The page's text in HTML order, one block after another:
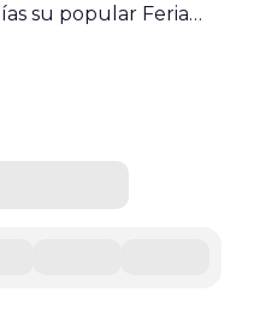
su popular Feria…